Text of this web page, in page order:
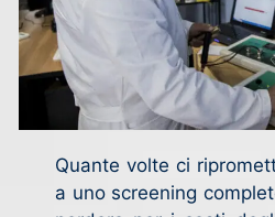
Quante volte ci
a uno screening